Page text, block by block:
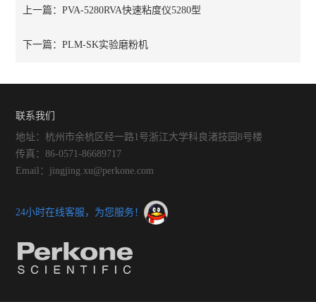
上一篇：PVA-5280RVA快速粘度仪5280型
下一篇：PLM-SK实验磨粉机
联系我们
地址：杭州市余杭区经一路1号浙江大学科良渚技园8号楼
传真：86-0571-86689717
Email：jingjing.xu@perkone.com
24小时在线客服，为您服务！